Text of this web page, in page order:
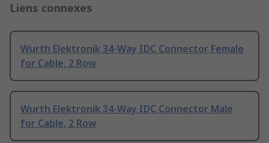
Liens connexes
Wurth Elektronik 34-Way IDC Connector Female
for Cable, 2 Row
Wurth Elektronik 34-Way IDC Connector Male
for Cable, 2 Row